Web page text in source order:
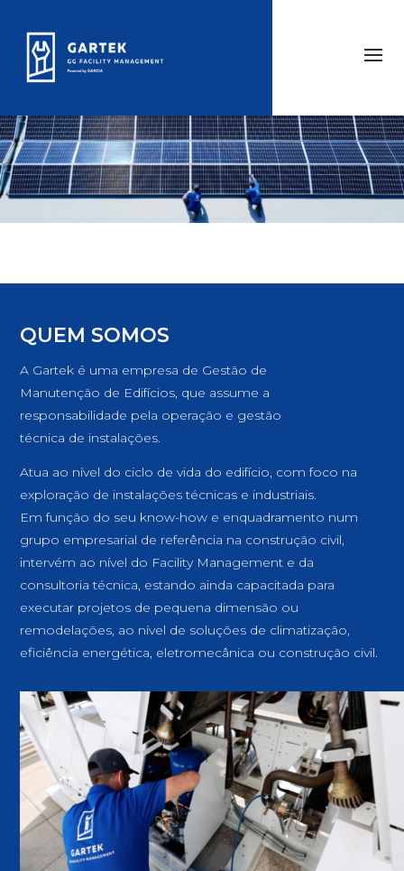
QUEM SOMOS
A Gartek é uma empresa de Gestão de
Manutenção de Edifícios, que assume a
responsabilidade pela operação e gestão
técnica de instalações.
Atua ao nível do ciclo de vida do edifício, com foco na
exploração de instalações técnicas e industriais.
Em função do seu know-how e enquadramento num
grupo empresarial de referência na construção civil,
intervém ao nível do Facility Management e da
consultoria técnica, estando ainda capacitada para
executar projetos de pequena dimensão ou
remodelações, ao nível de soluções de climatização,
eficiência energética, eletromecânica ou construção civil.